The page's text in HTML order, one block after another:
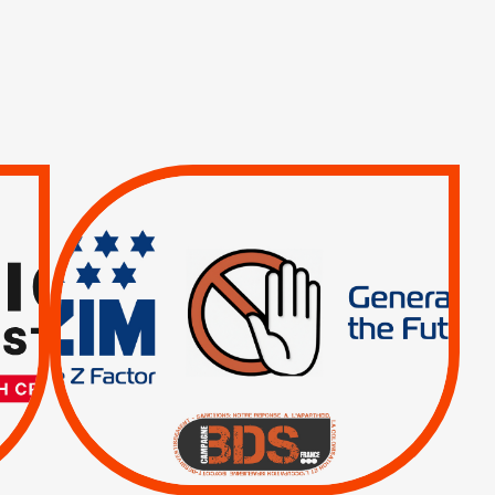
RESPECT DU DROIT
INTERNATIONAL ?
TRUMP, MACRON :
MÊME COMBAT
| Actus |
| Boycott militaire |
Lettres d'interpellation